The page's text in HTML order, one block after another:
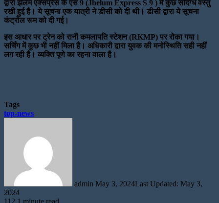
द्वारा झेलम एक्सप्रेस के एस 9 (Jhelum Express S 9 ) में कुछ संदिग्ध वस्तु
रखी हुई है। ये सूचना एक यात्री ने डीसी को दी थी। डीसी द्वारा ये सूचना
कंट्रोल रूम को दी गई।
इस आधार पर ट्रेन को रानी कमलापति स्टेशन (RKMP) पर रोका गया।
सर्चिंग में कुछ भी नहीं मिला है। अधिकारी द्वारा युवक की मनोस्थिति सही नहीं
लग रही है। व्यक्ति पूणे का रहना वाला है।
Tags
top-news
admin May 3, 2024Last Updated: May 3,
2024